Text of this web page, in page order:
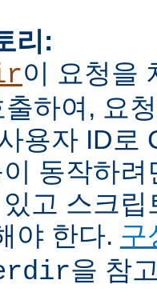
리:
이 요청을
하여, 요
용자 ID로
동작하
고 스크
야 한다. 구
을 참